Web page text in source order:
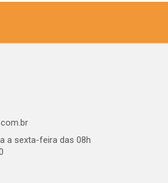
a sexta-feira das 08h